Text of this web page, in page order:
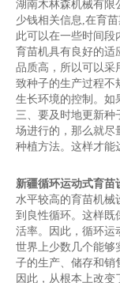
湖南木林森机械有限
少钱相关信息,在育
此可以在一些时间段
育苗机具有良好的适
品质高，所以可以采
致种子的生产过程不
生长环境的控制。如
三、要及时地更新种
场进行的，那么就尽
种植方法。这样才能
新疆循环运动式育苗
水平较高的育苗机械
到良性循环。这样既
活率。因此，循环运
世界上少数几个能够
子的生产、储存和销
因此，从根本上改